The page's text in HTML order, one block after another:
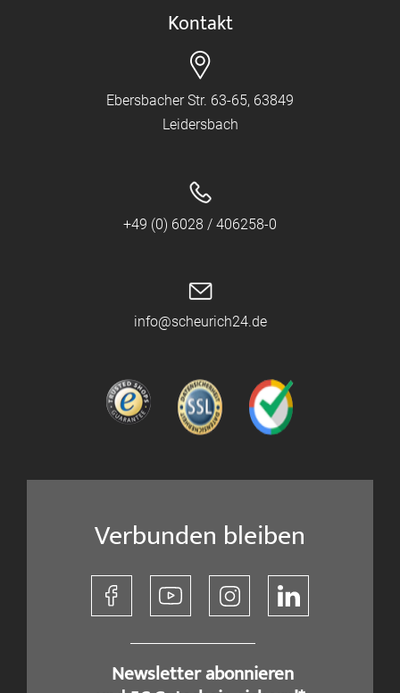
Kontakt
Ebersbacher Str. 63-65, 63849
Leidersbach
+49 (0) 6028 / 406258-0
info@scheurich24.de
Verbunden bleiben
​ Newsletter abonnieren